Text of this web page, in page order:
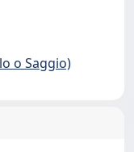
o Saggio)